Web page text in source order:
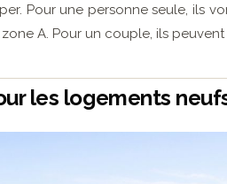
Pour une personne seule, ils
A. Pour un couple, ils
les logements